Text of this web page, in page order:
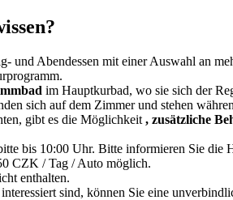
und Abendessen mit einer Auswahl an
im Hauptkurbad, wo sie sich der
sich auf dem Zimmer und stehen
gibt es die Möglichkeit , zusätzliche
bis 10:00 Uhr. Bitte informieren Sie die
CZK / Tag / Auto möglich.
enthalten.
sind, können Sie eine